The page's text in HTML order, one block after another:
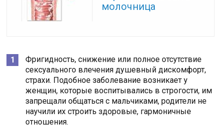
молочница
Фригидность, снижение или полное отсутствие
сексуального влечения душевный дискомфорт,
страхи. Подобное заболевание возникает у
женщин, которые воспитывались в строгости, им
запрещали общаться с мальчиками, родители не
научили их строить здоровые, гармоничные
отношения.